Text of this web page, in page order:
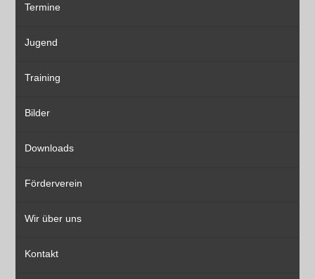
Termine
Jugend
Training
Bilder
Downloads
Förderverein
Wir über uns
Kontakt